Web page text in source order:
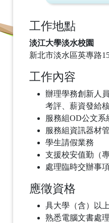
工作地點
淡江大學淡水校園
新北市淡水區英專路
工作內容
辦理學務創新人
考評、薪資發給
服務組OD公文系
服務組資訊器材
學生請假業務
支援校安值勤（
處理臨時交辦事
應徵資格
具大學（含）以
熟悉電腦文書處